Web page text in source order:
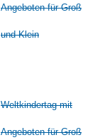
Angeboten für Groß
und Klein
Weltkindertag mit
Angeboten für Groß